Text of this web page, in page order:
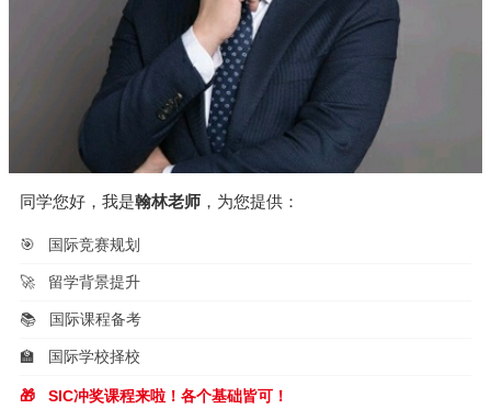
同学您好，我是翰林老师 ，为您提供：
🎯 国际竞赛规划
🚀 留学背景提升
📚 国际课程备考
🏫 国际学校择校
🎁 SIC冲奖课程来啦！各个基础皆可！